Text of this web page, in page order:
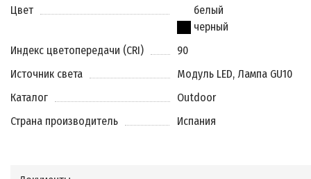
Цвет
белый
черный
Индекс цветопередачи (CRI)
90
Источник света
Модуль LED, Лампа GU10
Каталог
Outdoor
Страна производитель
Испания